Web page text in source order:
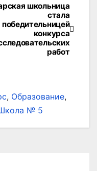
школьница
стала
победительницей
конкурса
работ
, Образование,
№ 5